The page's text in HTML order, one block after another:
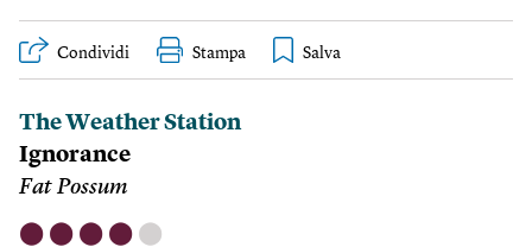
Condividi Stampa
The Weather Station
Ignorance
Fat Possum
⬤ ⬤ ⬤ ⬤ ⬤